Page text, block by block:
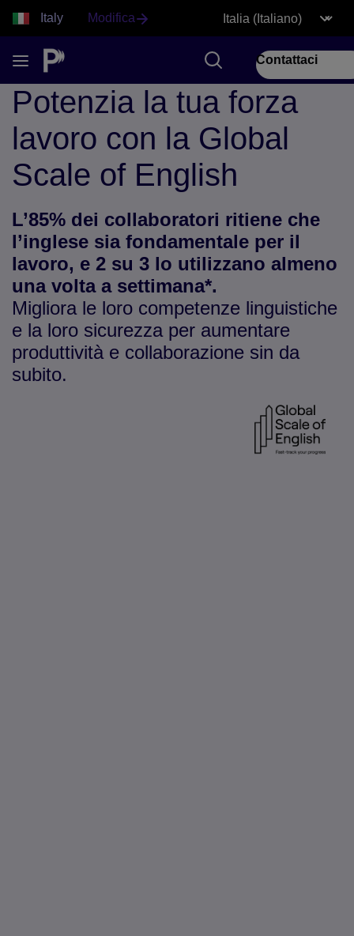
Italy Modifica
Contattaci
Potenzia la tua forza
lavoro con la Global
Scale of English
L’85% dei collaboratori ritiene che
l’inglese sia fondamentale per il
lavoro, e 2 su 3 lo utilizzano almeno
una volta a settimana*.
Migliora le loro competenze linguistiche
e la loro sicurezza per aumentare
produttività e collaborazione sin da
subito.